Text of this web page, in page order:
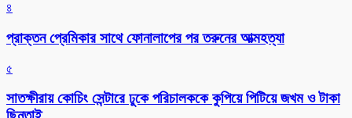
৪
প্রাক্তন প্রেমিকার সাথে ফোনালাপের পর তরুনের আত্মহত্যা
৫
সাতক্ষীরায় কোচিং সেন্টারে ঢুকে পরিচালককে কুপিয়ে পিটিয়ে জখম ও টাকা